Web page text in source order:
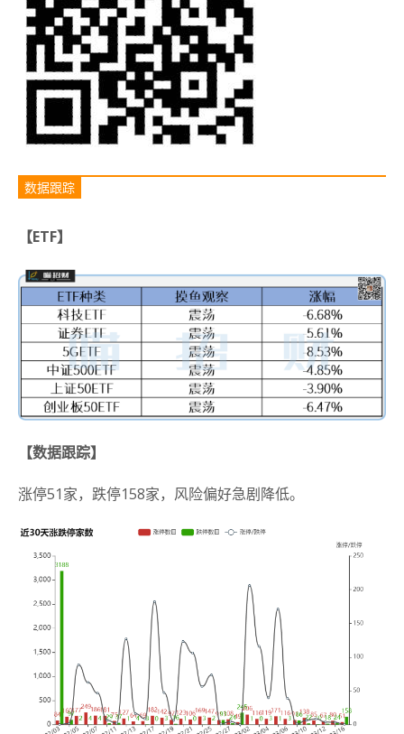
数据跟踪
【ETF】
【数据跟踪】
涨停51家，跌停158家，风险偏好急剧降低。